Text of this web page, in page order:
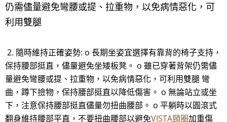
仍需儘量避免彎腰或提、拉重物，以免病情惡化，可
利用雙腿
2. 隨時維持正確姿勢: o 長期坐姿宜選擇有靠背的椅子支持，
保持腰部挺直，儘量避免坐矮板凳。 o 雖已穿著背架仍需儘
量避免彎腰或提、拉重物，以免病情惡化，可利用雙腿 彎
曲，蹲下撿物，保持腰部挺直以降低傷害。 o 無論站立或坐
下，注意保持腰部挺直儘量勿扭曲腰部。 o 平躺時以圓滾式
翻身維持腰部平直，不要扭曲腰部以避免VISTA頸圈加重傷